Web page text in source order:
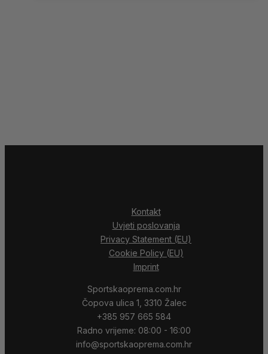
Kontakt
Uvjeti poslovanja
Privacy Statement (EU)
Cookie Policy (EU)
Imprint
Sportskaoprema.com.hr
Čopova ulica 1, 3310 Žalec
+385 957 665 584
Radno vrijeme: 08:00 - 16:00
info@sportskaoprema.com.hr